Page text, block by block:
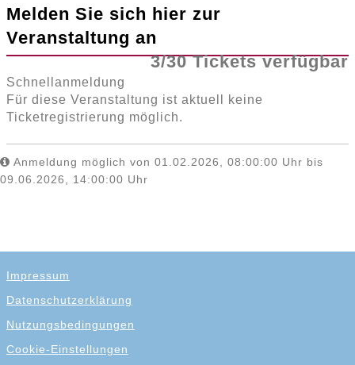
Melden Sie sich hier zur
Veranstaltung an
3/30 Tickets verfügbar
Schnellanmeldung
Für diese Veranstaltung ist aktuell keine
Ticketregistrierung möglich.
Anmeldung möglich von 01.02.2026, 08:00:00 Uhr bis
09.06.2026, 14:00:00 Uhr
Impressum
Datenschutzerklärung
Nutzungsbedingungen
Cookie-Einstellungen